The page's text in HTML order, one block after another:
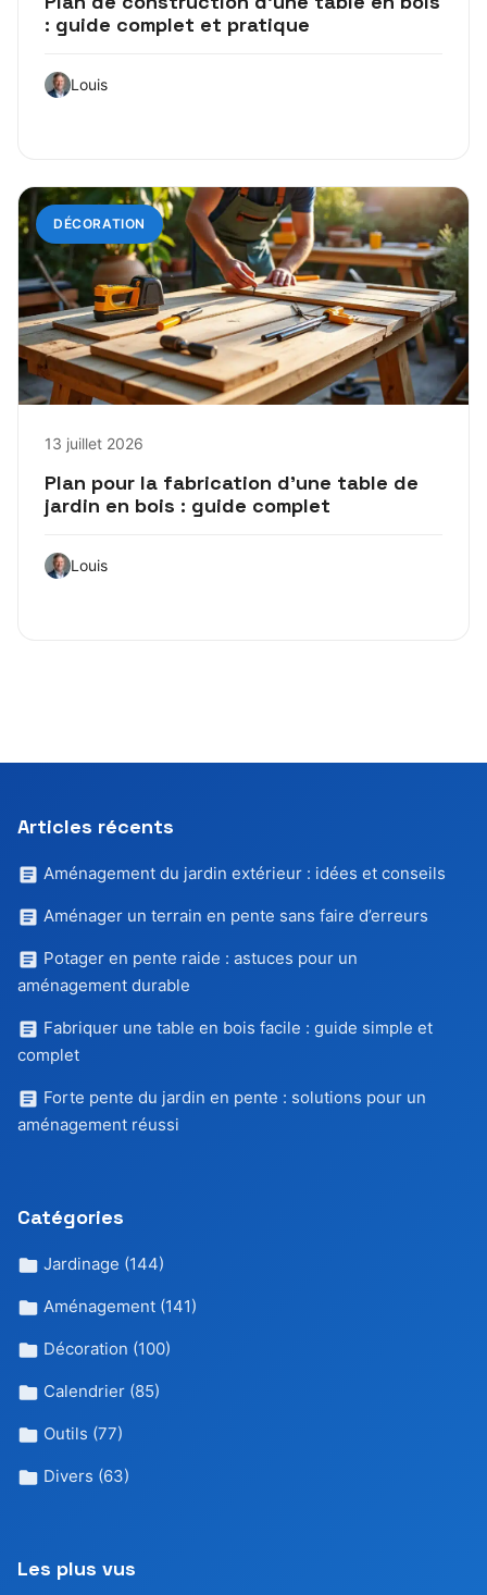
: guide complet et pratique
Louis
DÉCORATION
13 juillet 2026
Plan pour la fabrication d’une table de
jardin en bois : guide complet
Louis
Articles récents
Aménagement du jardin extérieur : idées et conseils
Aménager un terrain en pente sans faire d’erreurs
Potager en pente raide : astuces pour un
aménagement durable
Fabriquer une table en bois facile : guide simple et
complet
Forte pente du jardin en pente : solutions pour un
aménagement réussi
Catégories
Jardinage (144)
Aménagement (141)
Décoration (100)
Calendrier (85)
Outils (77)
Divers (63)
Les plus vus